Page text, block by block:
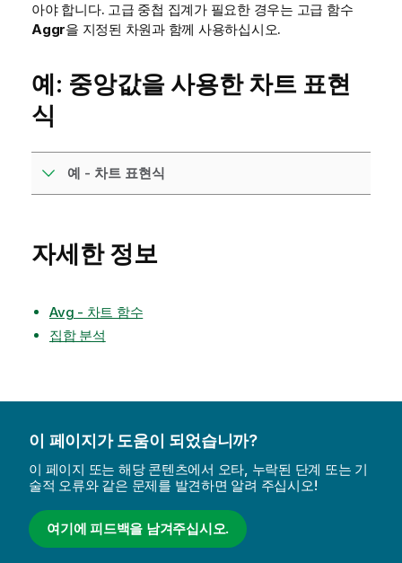
아야 합니다. 고급 중첩 집계가 필요한 경우는 고급 함수
Aggr을 지정된 차원과 함께 사용하십시오.
예: 중앙값을 사용한 차트 표현
식
예 - 차트 표현식
자세한 정보
Avg - 차트 함수
집합 분석
이 페이지가 도움이 되었습니까?
이 페이지 또는 해당 콘텐츠에서 오타, 누락된 단계 또는 기
술적 오류와 같은 문제를 발견하면 알려 주십시오!
여기에 피드백을 남겨주십시오.